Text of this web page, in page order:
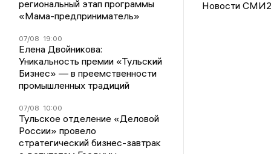
региональный этап программы
«Мама-предприниматель»
07/08 19:00
Елена Двойникова:
Уникальность премии «Тульский
Бизнес» — в преемственности
промышленных традиций
07/08 10:00
Тульское отделение «Деловой
России» провело
стратегический бизнес-завтрак
Новости